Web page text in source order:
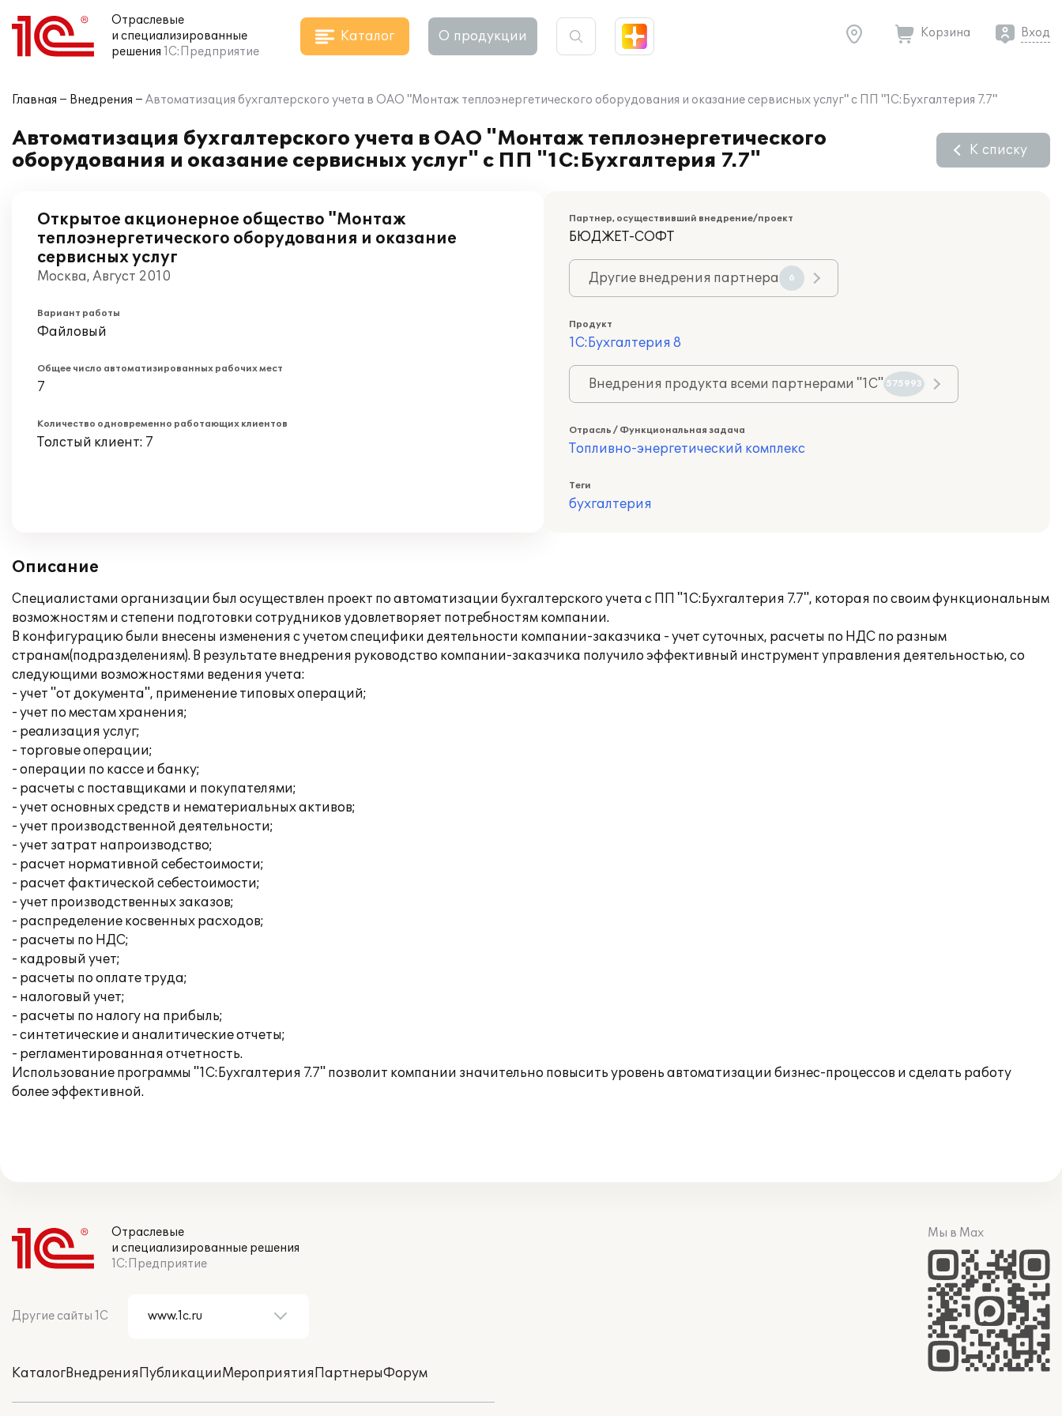
Отраслевые
и специализированные
решения 1С:Предприятие
Каталог О продукции Корзина Вход
Главная Внедрения Автоматизация бухгалтерского учета в ОАО "Монтаж теплоэнергетического оборудования и оказание сервисных услуг" с ПП "1С:Бухгалтерия 7.7"
Автоматизация бухгалтерского учета в ОАО "Монтаж теплоэнергетического
оборудования и оказание сервисных услуг" с ПП "1С:Бухгалтерия 7.7"
К списку
Открытое акционерное общество "Монтаж
теплоэнергетического оборудования и оказание
сервисных услуг
Москва, Август 2010
Вариант работы
Файловый
Общее число автоматизированных рабочих мест
7
Количество одновременно работающих клиентов
Толстый клиент: 7
Партнер, осуществивший внедрение/проект
БЮДЖЕТ-СОФТ
Другие внедрения партнера 6
Продукт
1С:Бухгалтерия 8
Внедрения продукта всеми партнерами "1С" 575993
Отрасль / Функциональная задача
Топливно-энергетический комплекс
Теги
бухгалтерия
Описание
Специалистами организации был осуществлен проект по автоматизации бухгалтерского учета с ПП "1С:Бухгалтерия 7.7", которая по своим функциональным
возможностям и степени подготовки сотрудников удовлетворяет потребностям компании.
В конфигурацию были внесены изменения с учетом специфики деятельности компании-заказчика - учет суточных, расчеты по НДС по разным
странам(подразделениям). В результате внедрения руководство компании-заказчика получило эффективный инструмент управления деятельностью, со
следующими возможностями ведения учета:
- учет "от документа", применение типовых операций;
- учет по местам хранения;
- реализация услуг;
- торговые операции;
- операции по кассе и банку;
- расчеты с поставщиками и покупателями;
- учет основных средств и нематериальных активов;
- учет производственной деятельности;
- учет затрат напроизводство;
- расчет нормативной себестоимости;
- расчет фактической себестоимости;
- учет производственных заказов;
- распределение косвенных расходов;
- расчеты по НДС;
- кадровый учет;
- расчеты по оплате труда;
- налоговый учет;
- расчеты по налогу на прибыль;
- синтетические и аналитические отчеты;
- регламентированная отчетность.
Использование программы "1С:Бухгалтерия 7.7" позволит компании значительно повысить уровень автоматизации бизнес-процессов и сделать работу
более эффективной.
Отраслевые
и специализированные решения
1С:Предприятие
Другие сайты 1С
КаталогВнедренияПубликацииМероприятияПартнерыФорум
Мы в Max